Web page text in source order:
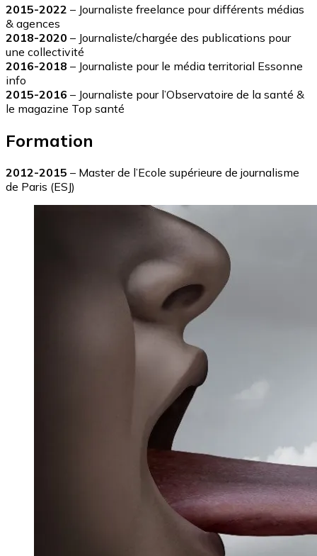
2015-2022 – Journaliste freelance pour différents médias
& agences
2018-2020 – Journaliste/chargée des publications pour
une collectivité
2016-2018 – Journaliste pour le média territorial Essonne
info
2015-2016 – Journaliste pour l’Observatoire de la santé &
le magazine Top santé
Formation
2012-2015 – Master de l’Ecole supérieure de journalisme
de Paris (ESJ)